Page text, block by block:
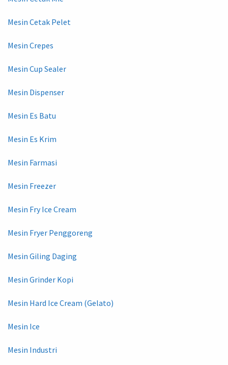
Mesin Cetak Pelet
Mesin Crepes
Mesin Cup Sealer
Mesin Dispenser
Mesin Es Batu
Mesin Es Krim
Mesin Farmasi
Mesin Freezer
Mesin Fry Ice Cream
Mesin Fryer Penggoreng
Mesin Giling Daging
Mesin Grinder Kopi
Mesin Hard Ice Cream (Gelato)
Mesin Ice
Mesin Industri